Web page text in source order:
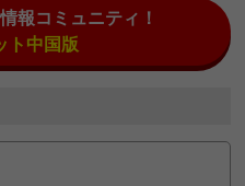
報コミュニティ！
ト中国版